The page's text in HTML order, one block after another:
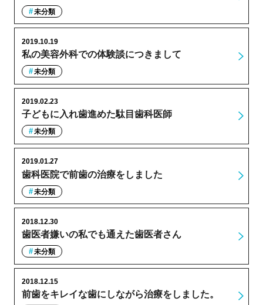
未分類
私の美容外科での体験談につきまして
2019.10.19
未分類
子どもに入れ歯進めた駄目歯科医師
2019.02.23
未分類
歯科医院で前歯の治療をしました
2019.01.27
未分類
歯医者嫌いの私でも通えた歯医者さん
2018.12.30
未分類
前歯をキレイな歯にしながら治療をしました。
2018.12.15